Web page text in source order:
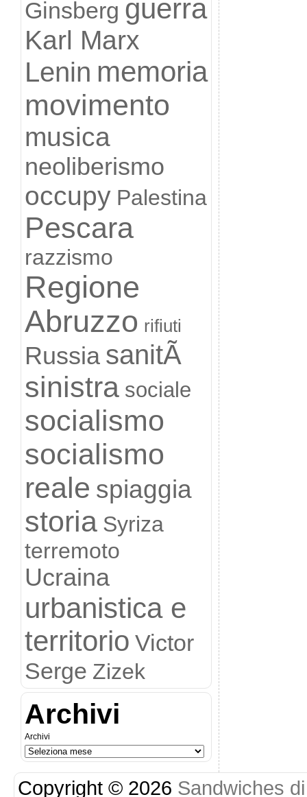
Ginsberg guerra
Karl Marx
Lenin memoria
movimento
musica
neoliberismo
occupy Palestina
Pescara
razzismo
Regione
Abruzzo rifiuti
Russia sanitÃ
sinistra sociale
socialismo
socialismo
reale spiaggia
storia Syriza
terremoto
Ucraina
urbanistica e
territorio Victor
Serge Zizek
Archivi
Archivi
Copyright © 2026 Sandwiches